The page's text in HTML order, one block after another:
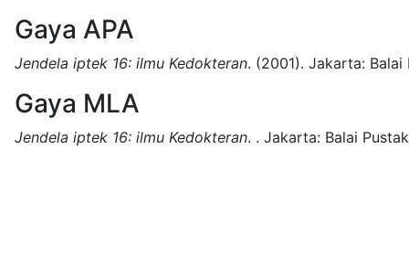
Gaya APA
Jendela iptek 16: ilmu Kedokteran. (2001). Jakarta: Balai
Gaya MLA
Jendela iptek 16: ilmu Kedokteran. . Jakarta: Balai